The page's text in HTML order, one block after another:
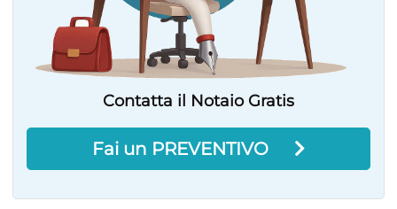
Contatta il Notaio Gratis
Fai un PREVENTIVO